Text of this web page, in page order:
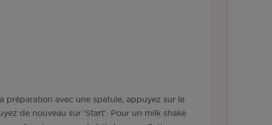
préparation avec une spatule, appuyez sur le
de nouveau sur 'Start'. Pour un milk shake